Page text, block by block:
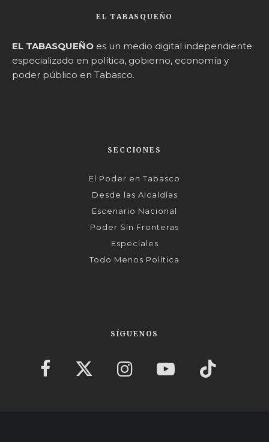
EL TABASQUEÑO
EL TABASQUEÑO es un medio digital independiente
especializado en política, gobierno, economía y
poder público en Tabasco.
SECCIONES
El Poder en Tabasco
Desde las Alcaldías
Escenario Nacional
Poder Sin Fronteras
Especiales
Todo Menos Política
SÍGUENOS